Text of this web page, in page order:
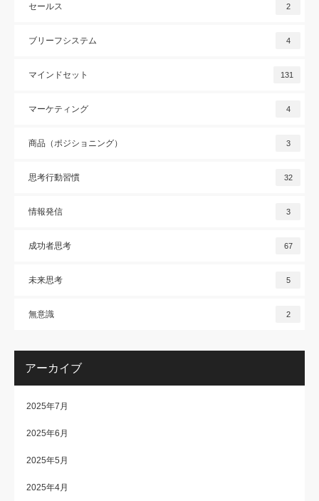
セールス 2
ブリーフシステム 4
マインドセット 131
マーケティング 4
商品（ポジショニング） 3
思考行動習慣 32
情報発信 3
成功者思考 67
未来思考 5
無意識 2
アーカイブ
2025年7月
2025年6月
2025年5月
2025年4月